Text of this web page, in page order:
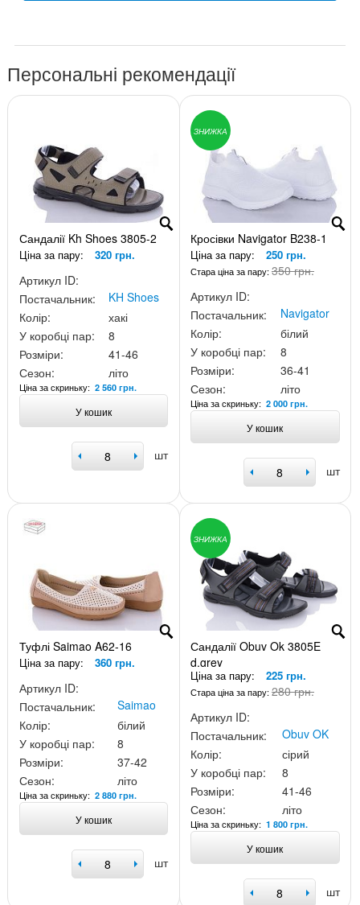
Персональні рекомендації
Сандалії Kh Shoes 3805-2
Ціна за пару: 320 грн.
Артикул ID:
Постачальник:
KH Shoes
Колір:
хакі
У коробці пар:
8
Розміри:
41-46
Сезон:
літо
Ціна за скриньку: 2 560 грн.
У кошик
шт
ЗНИЖКА
Кросівки Navigator B238-1
Ціна за пару: 250 грн.
Стара ціна за пару:350 грн.
Артикул ID:
Постачальник:
Navigator
Колір:
білий
У коробці пар:
8
Розміри:
36-41
Сезон:
літо
Ціна за скриньку:2 000 грн.
У кошик
шт
Туфлі Saimao A62-16
Ціна за пару: 360 грн.
Артикул ID:
Постачальник:
Saimao
Колір:
білий
У коробці пар:
8
Розміри:
37-42
Сезон:
літо
Ціна за скриньку: 2 880 грн.
У кошик
шт
ЗНИЖКА
Сандалії Obuv Ok 3805E
d.grey
Ціна за пару: 225 грн.
Стара ціна за пару:280 грн.
Артикул ID:
Постачальник:
Obuv OK
Колір:
сірий
У коробці пар:
8
Розміри:
41-46
Сезон:
літо
Ціна за скриньку:1 800 грн.
У кошик
шт